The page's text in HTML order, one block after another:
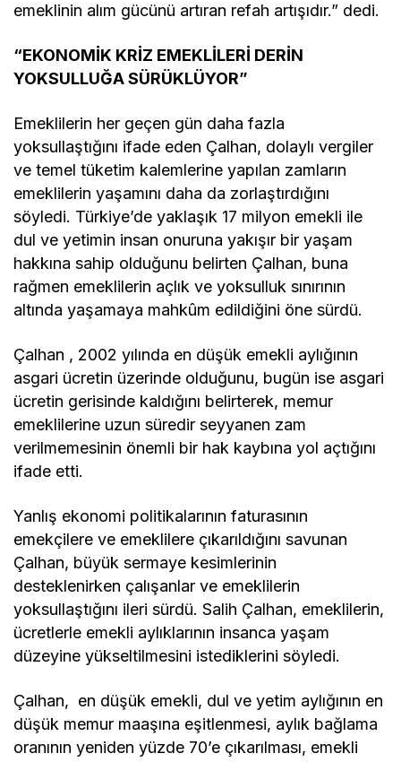
emeklinin alım gücünü artıran refah artışıdır.” dedi.
“EKONOMİK KRİZ EMEKLİLERİ DERİN
YOKSULLUĞA SÜRÜKLÜYOR”
Emeklilerin her geçen gün daha fazla
yoksullaştığını ifade eden Çalhan, dolaylı vergiler
ve temel tüketim kalemlerine yapılan zamların
emeklilerin yaşamını daha da zorlaştırdığını
söyledi. Türkiye’de yaklaşık 17 milyon emekli ile
dul ve yetimin insan onuruna yakışır bir yaşam
hakkına sahip olduğunu belirten Çalhan, buna
rağmen emeklilerin açlık ve yoksulluk sınırının
altında yaşamaya mahkûm edildiğini öne sürdü.
Çalhan , 2002 yılında en düşük emekli aylığının
asgari ücretin üzerinde olduğunu, bugün ise asgari
ücretin gerisinde kaldığını belirterek, memur
emeklilerine uzun süredir seyyanen zam
verilmemesinin önemli bir hak kaybına yol açtığını
ifade etti.
Yanlış ekonomi politikalarının faturasının
emekçilere ve emeklilere çıkarıldığını savunan
Çalhan, büyük sermaye kesimlerinin
desteklenirken çalışanlar ve emeklilerin
yoksullaştığını ileri sürdü. Salih Çalhan, emeklilerin,
ücretlerle emekli aylıklarının insanca yaşam
düzeyine yükseltilmesini istediklerini söyledi.
Çalhan, en düşük emekli, dul ve yetim aylığının en
düşük memur maaşına eşitlenmesi, aylık bağlama
oranının yeniden yüzde 70’e çıkarılması, emekli